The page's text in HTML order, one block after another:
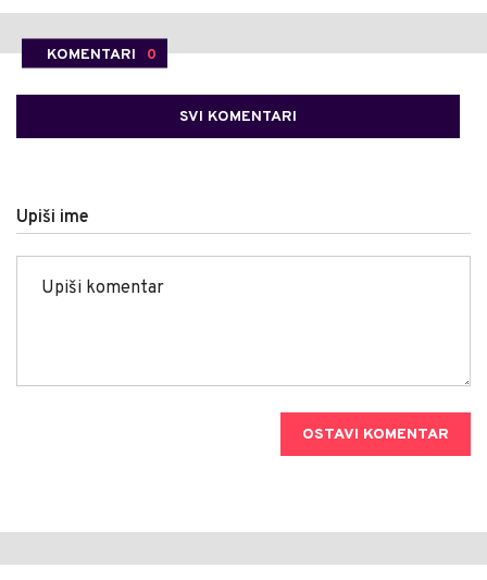
KOMENTARI 0
SVI KOMENTARI
Upiši ime
OSTAVI KOMENTAR